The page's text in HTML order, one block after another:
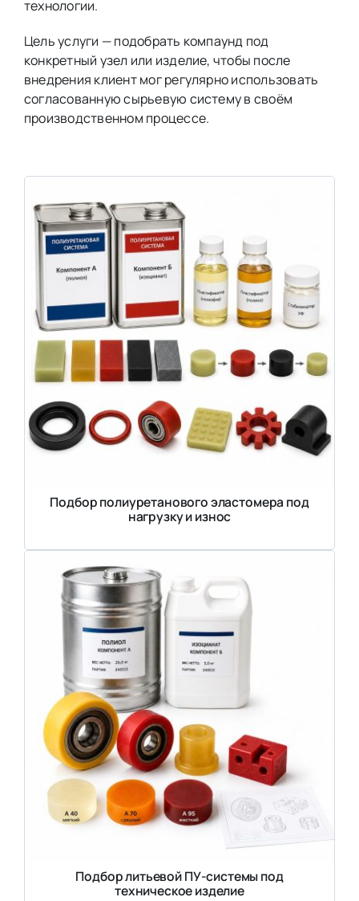
технологии.
Цель услуги — подобрать компаунд под
конкретный узел или изделие, чтобы после
внедрения клиент мог регулярно использовать
согласованную сырьевую систему в своём
производственном процессе.
Подбор полиуретанового эластомера под
нагрузку и износ
Подбор литьевой ПУ-системы под
техническое изделие